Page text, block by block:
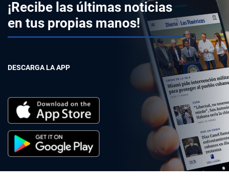
¡Recibe las últimas noticias
en tus propias manos!
DESCARGA LA APP